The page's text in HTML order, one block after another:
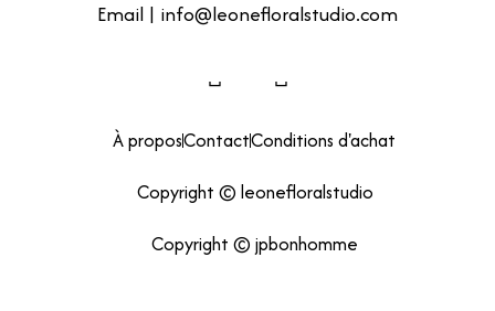
Email | info@leonefloralstudio.com
À proposContactConditions d'achat
Copyright © leonefloralstudio
Copyright © jpbonhomme